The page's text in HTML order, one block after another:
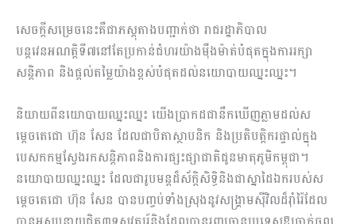
សេចក្តីសម្រេចនេះគឺជាភស្តុតាងបញ្ជាក់ថា រាជរដ្ឋាភិបាល
បន្តវេនអណត្តិទី៧នៅតែប្រកាន់ជំហរយ៉ាងម៉ឺងម៉ាត់បំផុតក្នុងការរក្សា
សន្តិភាព និងផ្តល់តម្លៃយ៉ាងខ្ពស់បំផុតដល់នយោបាយឈ្នះឈ្នះ។
និយាយពីនយោបាយឈ្នះឈ្នះ យើងប្រាកដជានឹកឃើញភ្លាមដល់ស
ម្តេចតេជោ ហ៊ុន សែន ដែលជាបិតាស្ថាបនិក និងប្រតិបត្តិករផ្ទាល់ក្នុង
បេសកកម្មស្វែងរកសន្តិភាពនិងការផ្សះផ្សាជាតិជូនមាតុភូមិកម្ពុជា។
នយោបាយឈ្នះឈ្នះ ដែលជារូបមន្តដ៏ស័ក្តិសិទ្ធិនិងជាស្នាដៃឯករបស់ស
ម្តេចតេជោ ហ៊ុន សែន បានបញ្ចប់ទាំងស្រុងនូវសង្គ្រាមស៊ីវិលដ៏រ៉ាំរ៉ៃដែល